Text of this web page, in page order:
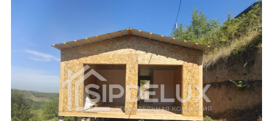
Шардара
Шемонаиха
Шу
Щучинск
Жем
Казалинск
Темир
Эмба